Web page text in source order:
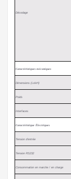
Décodage
Caractéristiques mécaniques
Dimensions (LxlxH)
Poids
Interfaces
Caractéristique Électriques
Tension d’entrée
Tension RS232
Consommation en marche / en charge